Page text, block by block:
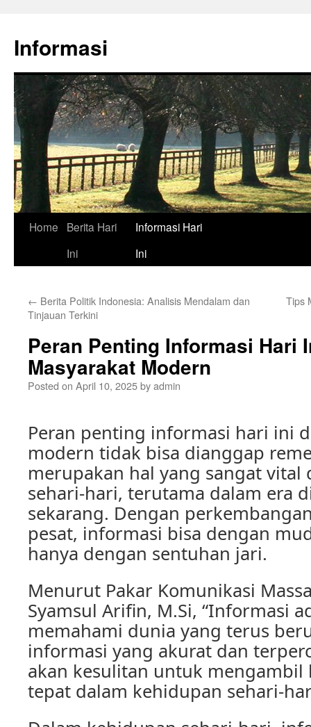
content
Informasi
Home
Berita Hari
Ini
Informasi Hari
Ini
← Berita Politik Indonesia: Analisis Mendalam dan
Tinjauan Terkini
Tips
Peran Penting Informasi Hari
Masyarakat Modern
Posted on April 10, 2025byadmin
Peran penting informasi hari ini
modern tidak bisa dianggap
merupakan hal yang sangat vital
sehari-hari, terutama dalam era
sekarang. Dengan
pesat, informasi bisa dengan
hanya dengan sentuhan jari.
Menurut Pakar Komunikasi
Syamsul Arifin, M.Si, “Informasi
memahami dunia yang terus
informasi yang akurat dan
akan kesulitan untuk mengambil
tepat dalam kehidupan sehari-